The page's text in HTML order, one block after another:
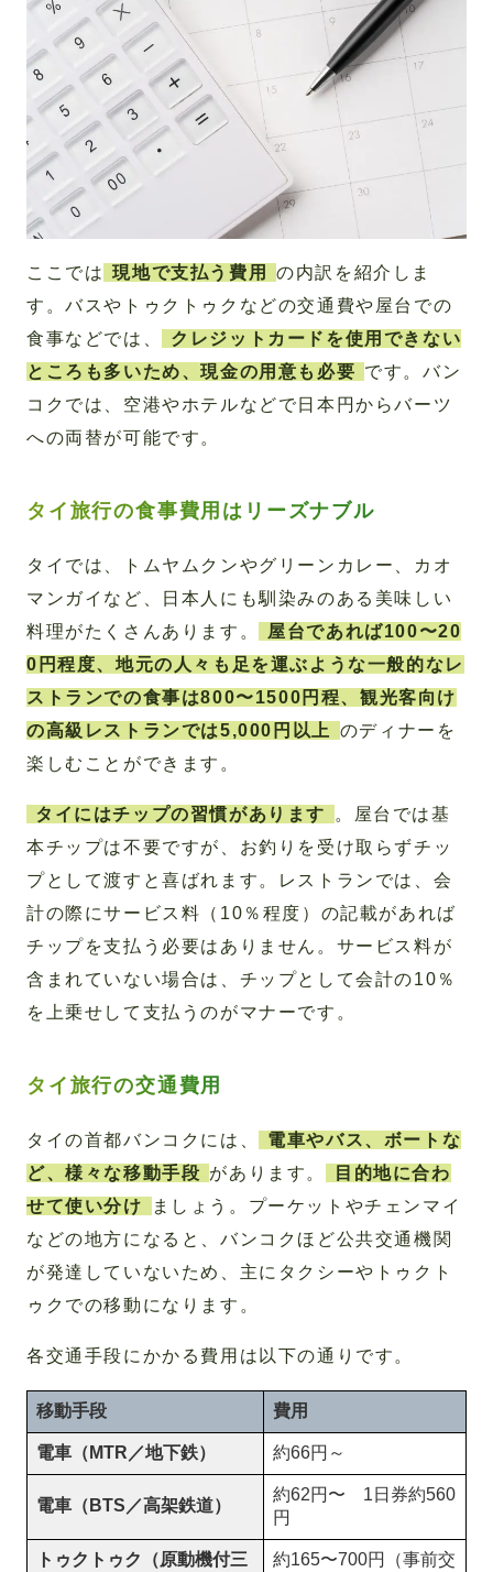
ここでは 現地で支払う費用
の内訳を紹介しま
す。バスやトゥクトゥクなどの交通費や屋台での
食事などでは、
クレジットカードを使用できない
ところも多いため、現金の用意も必要 です。バン
コクでは、空港やホテルなどで日本円からバーツ
への両替が可能です。
タイ旅行の食事費用はリーズナブル
タイでは、トムヤムクンやグリーンカレー、カオ
マンガイなど、日本人にも馴染みのある美味しい
料理がたくさんあります。
屋台であれば100〜20
0円程度、地元の人々も足を運ぶような一般的なレ
ストランでの食事は800〜1500円程、観光客向け
の高級レストランでは5,000円以上 のディナーを
楽しむことができます。
タイにはチップの習慣があります
。屋台では基
本チップは不要ですが、お釣りを受け取らずチッ
プとして渡すと喜ばれます。レストランでは、会
計の際にサービス料（10％程度）の記載があれば
チップを支払う必要はありません。サービス料が
含まれていない場合は、チップとして会計の10％
を上乗せして支払うのがマナーです。
タイ旅行の交通費用
タイの首都バンコクには、
電車やバス、ボートな
ど、様々な移動手段 があります。
目的地に合わ
せて使い分け
ましょう。プーケットやチェンマイ
などの地方になると、バンコクほど公共交通機関
が発達していないため、主にタクシーやトゥクト
ゥクでの移動になります。
各交通手段にかかる費用は以下の通りです。
移動手段 費用
電車（MTR／地下鉄） 約66円～
電車（BTS／高架鉄道）
約62円〜 1日券約560
円
トゥクトゥク（原動機付三
約165〜700円（事前交